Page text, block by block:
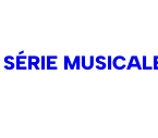
SÉRIE